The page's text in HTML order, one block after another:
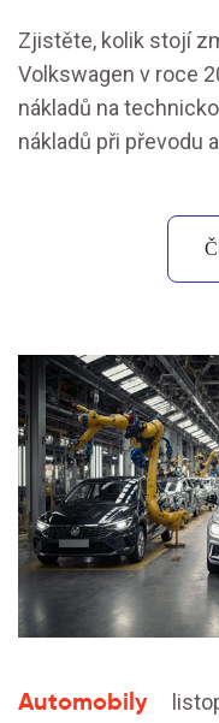
Zjistěte, kolik stojí
Volkswagen v roce
nákladů na
nákladů při převodu
Automobily